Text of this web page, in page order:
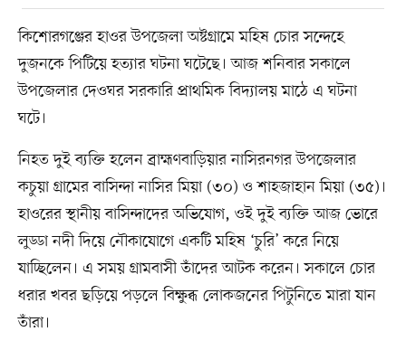
কিশোরগঞ্জের হাওর উপজেলা অষ্টগ্রামে মহিষ চোর সন্দেহে
দুজনকে পিটিয়ে হত্যার ঘটনা ঘটেছে। আজ শনিবার সকালে
উপজেলার দেওঘর সরকারি প্রাথমিক বিদ্যালয় মাঠে এ ঘটনা
ঘটে।
নিহত দুই ব্যক্তি হলেন ব্রাহ্মণবাড়িয়ার নাসিরনগর উপজেলার
কচুয়া গ্রামের বাসিন্দা নাসির মিয়া (৩০) ও শাহজাহান মিয়া (৩৫)।
হাওরের স্থানীয় বাসিন্দাদের অভিযোগ, ওই দুই ব্যক্তি আজ ভোরে
লুড্ডা নদী দিয়ে নৌকাযোগে একটি মহিষ ‘চুরি’ করে নিয়ে
যাচ্ছিলেন। এ সময় গ্রামবাসী তাঁদের আটক করেন। সকালে চোর
ধরার খবর ছড়িয়ে পড়লে বিক্ষুব্ধ লোকজনের পিটুনিতে মারা যান
তাঁরা।